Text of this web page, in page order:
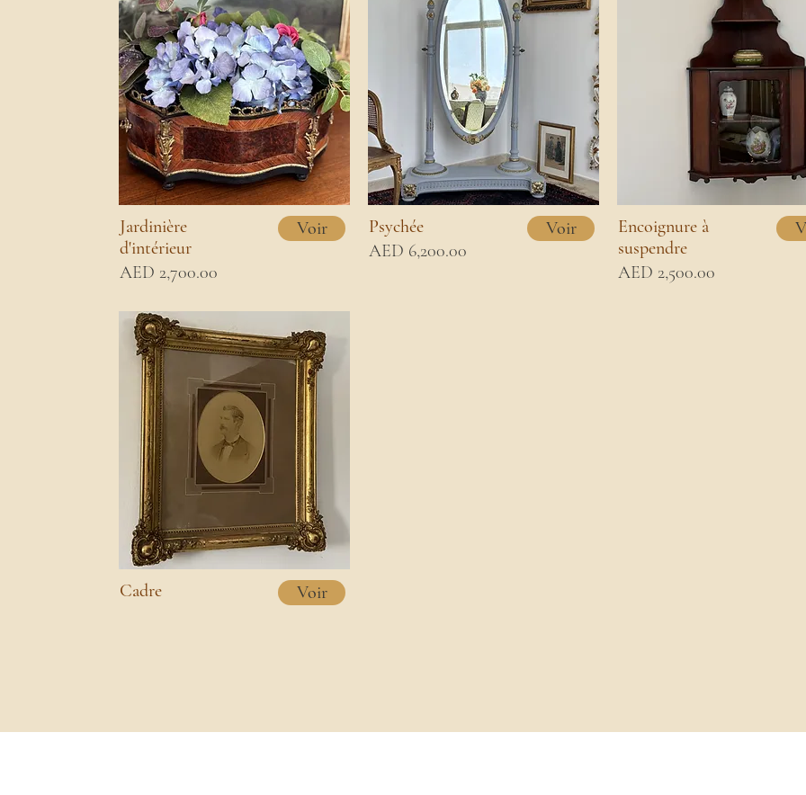
Jardinière
d'intérieur
AED 2,700.00
Voir
Psychée
AED 6,200.00
Voir
Encoignure à
suspendre
AED 2,500.00
Cadre Voir